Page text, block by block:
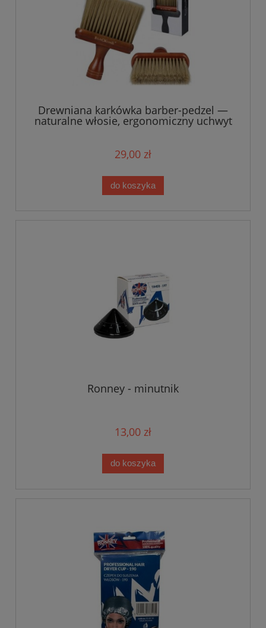
Drewniana karkówka barber-pedzel —
naturalne włosie, ergonomiczny uchwyt
29,00 zł
do koszyka
Ronney - minutnik
13,00 zł
do koszyka